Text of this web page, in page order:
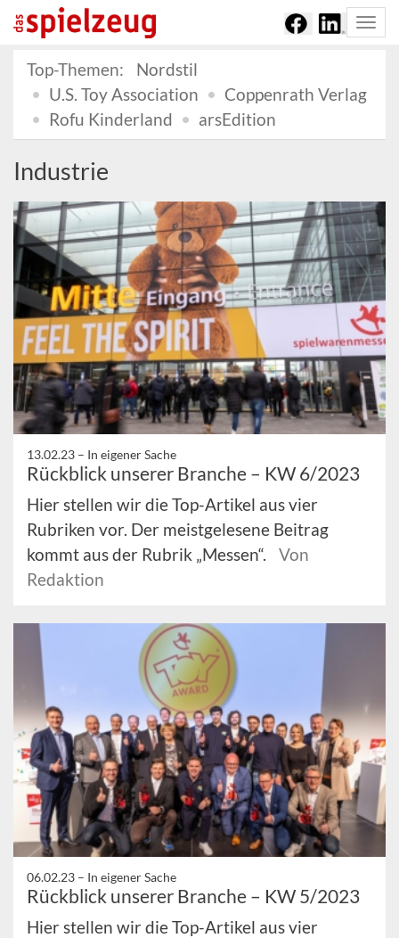
Top-Themen:
Nordstil
U.S. Toy Association
Coppenrath Verlag
Rofu Kinderland
arsEdition
Industrie
13.02.23 – In eigener Sache
Rückblick unserer Branche – KW 6/2023
Hier stellen wir die Top-Artikel aus vier
Rubriken vor. Der meistgelesene Beitrag
kommt aus der Rubrik „Messen“.
Von
Redaktion
06.02.23 – In eigener Sache
Rückblick unserer Branche – KW 5/2023
Hier stellen wir die Top-Artikel aus vier